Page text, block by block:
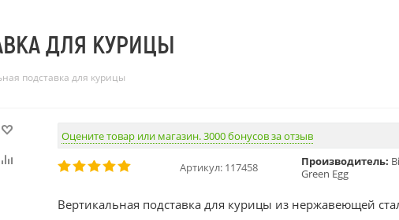
ДЛЯ КУРИЦЫ
подставка для курицы
Оцените товар или магазин. 3000 бонусов за отзыв
Артикул: 117458 Производитель:
Green Egg
Вертикальная подставка для курицы из нержавеющей